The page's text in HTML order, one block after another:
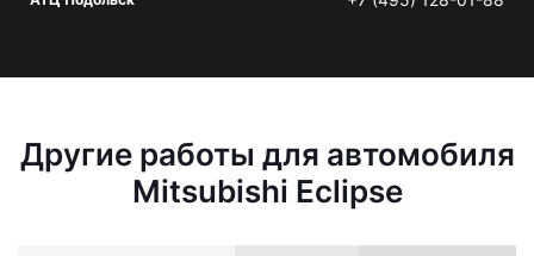
Другие работы для автомобиля
Mitsubishi Eclipse